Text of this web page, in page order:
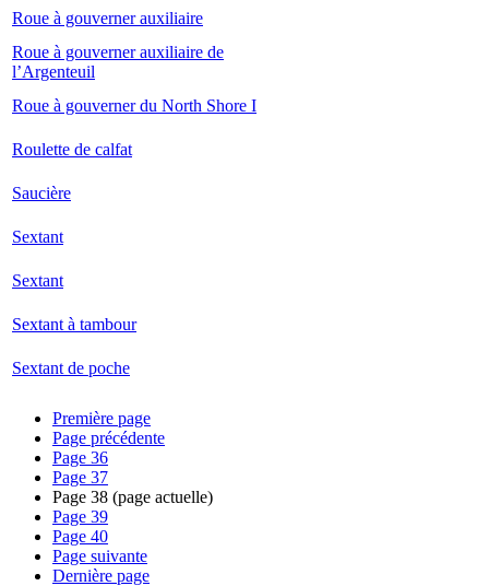
Roue à gouverner auxiliaire
Roue à gouverner auxiliaire de
l’Argenteuil
Roue à gouverner du North Shore I
Roulette de calfat
Saucière
Sextant
Sextant
Sextant à tambour
Sextant de poche
Première page
Page précédente
Page 36
Page 37
Page 38 (page actuelle)
Page 39
Page 40
Page suivante
Dernière page